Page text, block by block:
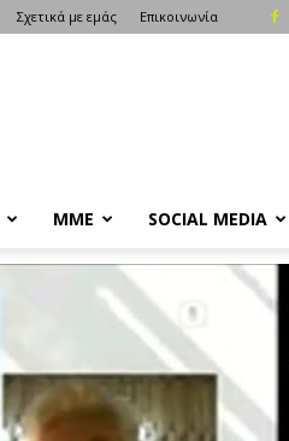
Σχετικά με εμάς Επικοινωνία
ΜΜΕ SOCIAL MEDIA